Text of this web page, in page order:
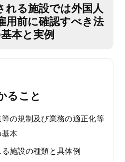
れる施設では外国人
用前に確認すべき法
本と実例
ること
の規制及び業務の適正化等
本
施設の種類と具体例